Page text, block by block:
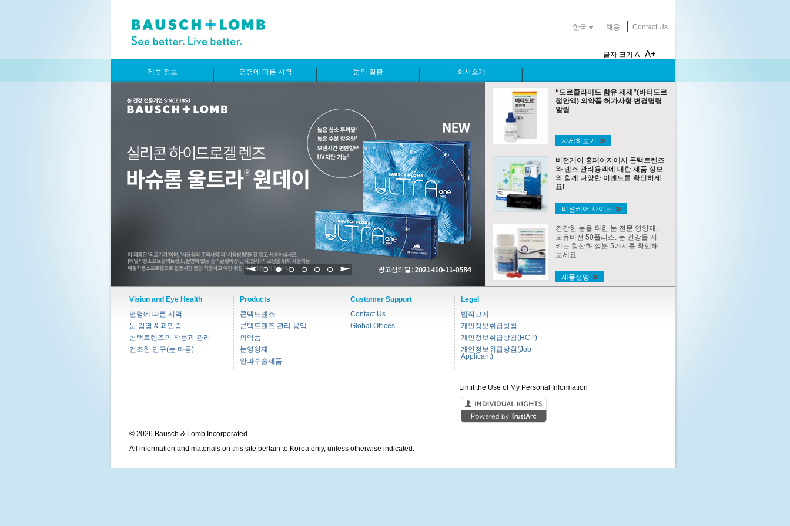
한국 채용 Contact Us
글자 크기 A - A+
제품 정보 연령에 따른 시력 눈의 질환 회사소개
1 2 3 4 5 6
“도르졸라미드 함유 제제”(바티도르
점안액) 의약품 허가사항 변경명령
알림
자세히보기
비전케어 홈페이지에서 콘택트렌즈
와 렌즈 관리용액에 대한 제품 정보
와 함께 다양한 이벤트를 확인하세
요!
비젼케어 사이트
건강한 눈을 위한 눈 전문 영양제,
오큐비전 50플러스. 눈 건강을 지
키는 항산화 성분 5가지를 확인해
보세요.
제품설명
Vision and Eye Health
연령에 따른 시력
눈 감염 & 과민증
콘택트렌즈의 착용과 관리
건조한 안구(눈 마름)
Products
콘택트렌즈
콘택트렌즈 관리 용액
의약품
눈영양제
안과수술제품
Customer Support
Contact Us
Global Offices
Legal
법적고지
개인정보취급방침
개인정보취급방침(HCP)
개인정보취급방침(Job
Applicant)
Limit the Use of My Personal Information
© 2026 Bausch & Lomb Incorporated.
All information and materials on this site pertain to Korea only, unless otherwise indicated.